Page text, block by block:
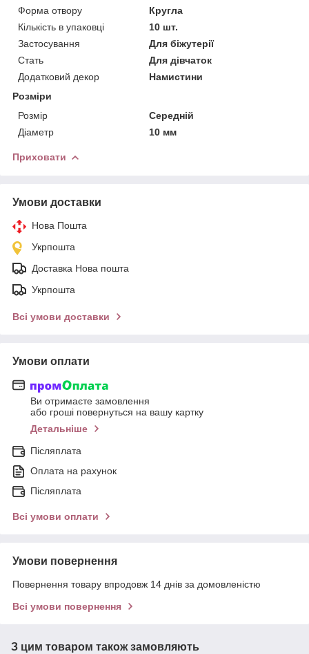
Форма отвору
Кругла
Кількість в упаковці
10 шт.
Застосування
Для біжутерії
Стать
Для дівчаток
Додатковий декор
Намистини
Розміри
Розмір
Середній
Діаметр
10 мм
Приховати
Умови доставки
Нова Пошта
Укрпошта
Доставка Нова пошта
Укрпошта
Всі умови доставки
Умови оплати
Ви отримаєте замовлення
або гроші повернуться на вашу картку
Детальніше
Післяплата
Оплата на рахунок
Післяплата
Всі умови оплати
Умови повернення
Повернення товару впродовж 14 днів за домовленістю
Всі умови повернення
З цим товаром також замовляють